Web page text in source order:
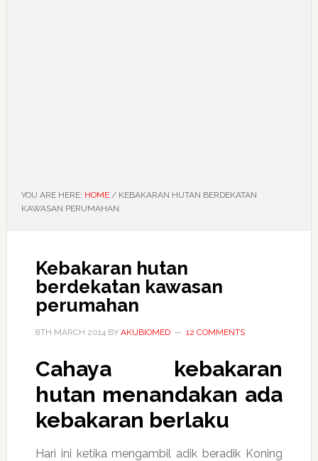
YOU ARE HERE: HOME /KEBAKARAN HUTAN BERDEKATAN
KAWASAN PERUMAHAN
Kebakaran hutan
berdekatan kawasan
perumahan
8TH MARCH 2014BY AKUBIOMED 12 COMMENTS
Cahaya kebakaran
hutan menandakan ada
kebakaran berlaku
Hari ini ketika mengambil adik beradik Koning